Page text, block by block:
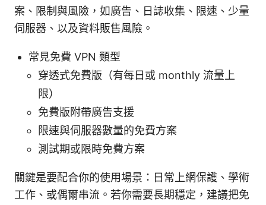
案、限制與風險，如廣告、日誌收集、限速、少量
伺服器、以及資料販售風險。
常見免費 VPN 類型
穿透式免費版（有每日或 monthly 流量上
限）
免費版附帶廣告支援
限速與伺服器數量的免費方案
測試期或限時免費方案
關鍵是要配合你的使用場景：日常上網保護、學術
工作、或偶爾串流。若你需要長期穩定，建議把免